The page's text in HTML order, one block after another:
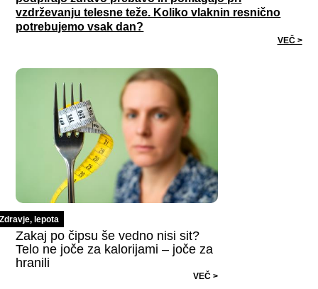
vzdrževanju telesne teže. Koliko vlaknin resnično
potrebujemo vsak dan?
VEČ >
Zdravje, lepota
Zakaj po čipsu še vedno nisi sit?
Telo ne joče za kalorijami – joče za
hranili
VEČ >